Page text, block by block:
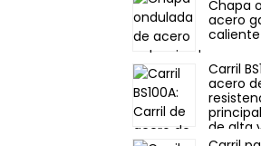
Chapa
acero
caliente
Carril
acero
de alta
líneas